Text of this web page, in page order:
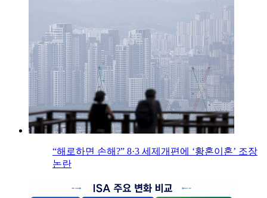
“해로하면 손해?” 8·3 세제개편에 ‘황혼이혼’ 조장
논란